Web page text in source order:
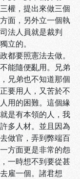
權，提出來做三個
面，另外立一個執
法人員就是裁判
立的。
都要照憲法去做。
能隨便亂用。兄弟
兄弟也不知道那個
要用人，又苦於不
用的困難。這個緣
是有本領的人，我
多人材。並且因為
做官，弄到弊端百
方面更是非常的怨
一時想不到要從甚
雇一個。諸君想